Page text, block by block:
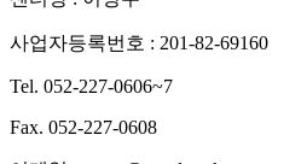
사업자등록번호 : 201-82-69160
Tel. 052-227-0606~7
Fax. 052-227-0608